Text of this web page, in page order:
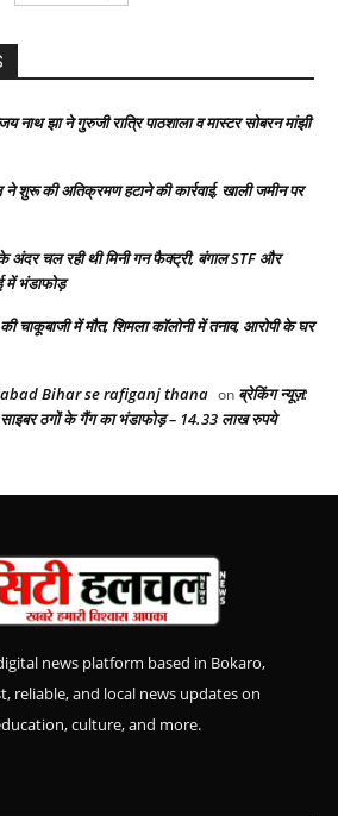
नाथ झा ने गुरुजी रात्रि पाठशाला व मास्टर सोबरन मांझी
ने शुरू की अतिक्रमण हटाने की कार्रवाई, खाली जमीन पर
के अंदर चल रही थी मिनी गन फैक्ट्री, बंगाल STF और
में भंडाफोड़
की चाकूबाजी में मौत, शिमला कॉलोनी में तनाव, आरोपी के घर
Bihar se rafiganj thana on ब्रेकिंग न्यूज़:
ठगों के गैंग का भंडाफोड़ – 14.33 लाख रुपये
news platform based in Bokaro,
reliable, and local news updates on
culture, and more.